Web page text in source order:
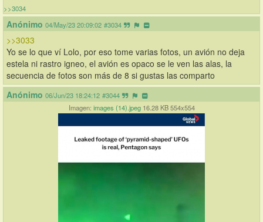
>>3034
Anónimo 04/May/23 20:09:02 #3034
>>3033
Yo se lo que ví Lolo, por eso tome varias fotos, un avión no deja
estela ni rastro igneo, el avión es opaco se le ven las alas, la
secuencia de fotos son más de 8 si gustas las comparto
Anónimo 06/Jun/23 18:24:12 #3044
Imagen: images (14).jpeg 16.28 KB 554x554